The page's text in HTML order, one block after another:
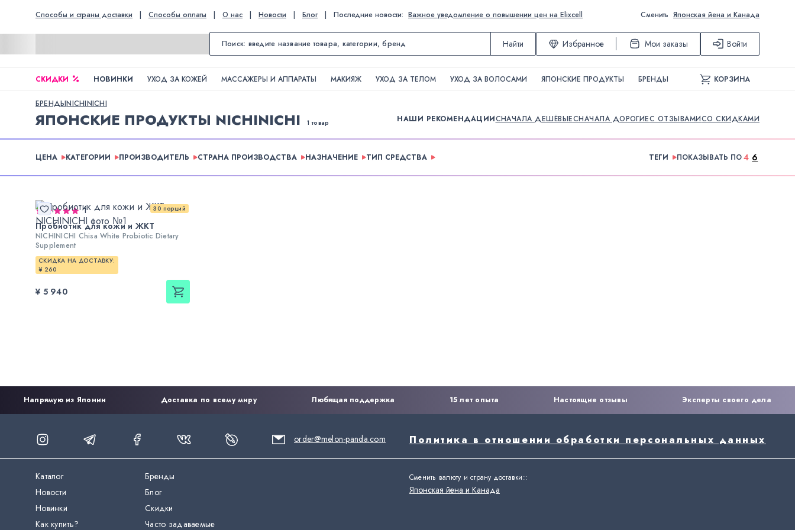
Способы и страны доставки | Способы оплаты | О нас | Новости | Блог | Последние новости: Важное уведомление о повышении цен на Elixcell Сменить Японская йена и Канада
Найти Избранное Мои заказы Войти
СКИДКИ НОВИНКИ УХОД ЗА КОЖЕЙ МАССАЖЕРЫ И АППАРАТЫ МАКИЯЖ УХОД ЗА ТЕЛОМ УХОД ЗА ВОЛОСАМИ ЯПОНСКИЕ ПРОДУКТЫ БРЕНДЫ КОРЗИНА
БРЕНДЫNICHINICHI
ЯПОНСКИЕ ПРОДУКТЫ NICHINICHI 1 товар НАШИ РЕКОМЕНДАЦИИСНАЧАЛА ДЕШЁВЫЕСНАЧАЛА ДОРОГИЕС ОТЗЫВАМИСО СКИДКАМИ
ЦЕНА КАТЕГОРИИ ПРОИЗВОДИТЕЛЬ СТРАНА ПРОИЗВОДСТВА НАЗНАЧЕНИЕ ТИП СРЕДСТВА ТЕГИ ПОКАЗЫВАТЬ ПО4 6
30 порций
1
Пробиотик для кожи и ЖКТ
NICHINICHI Chisa White Probiotic Dietary
Supplement
СКИДКА НА ДОСТАВКУ:
¥ 260
¥ 5 940
Напрямую из Японии Доставка по всему миру Любящая поддержка 15 лет опыта Настоящие отзывы Эксперты своего дела
order@melon-panda.com Политика в отношении обработки персональных данных
Каталог
Бренды
Новости
Блог
Новинки
Скидки
Как купить?
Часто задаваемые
Сменить валюту и страну доставки::
Японская йена и Канада